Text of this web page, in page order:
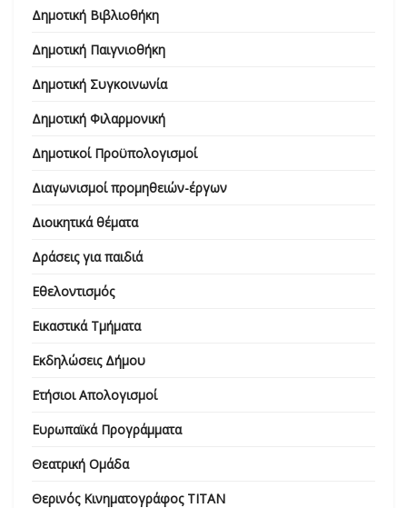
Δημοτική Βιβλιοθήκη
Δημοτική Παιγνιοθήκη
Δημοτική Συγκοινωνία
Δημοτική Φιλαρμονική
Δημοτικοί Προϋπολογισμοί
Διαγωνισμοί προμηθειών-έργων
Διοικητικά θέματα
Δράσεις για παιδιά
Εθελοντισμός
Εικαστικά Τμήματα
Εκδηλώσεις Δήμου
Ετήσιοι Απολογισμοί
Ευρωπαϊκά Προγράμματα
Θεατρική Ομάδα
Θερινός Κινηματογράφος ΤΙΤΑΝ